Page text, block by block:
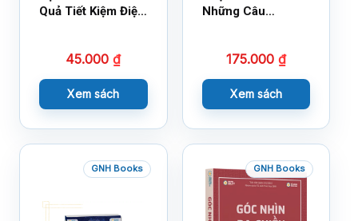
Quả Tiết Kiệm Điện
45.000₫
Xem sách
Những Câu
175.000 ₫
Xem sách
GNH Books GNH Books